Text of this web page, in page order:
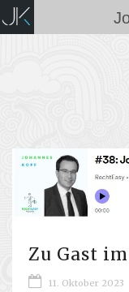
Zu Gast im
11. Oktober 2023